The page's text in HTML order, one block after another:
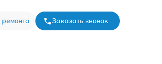
ремонта Заказать звонок